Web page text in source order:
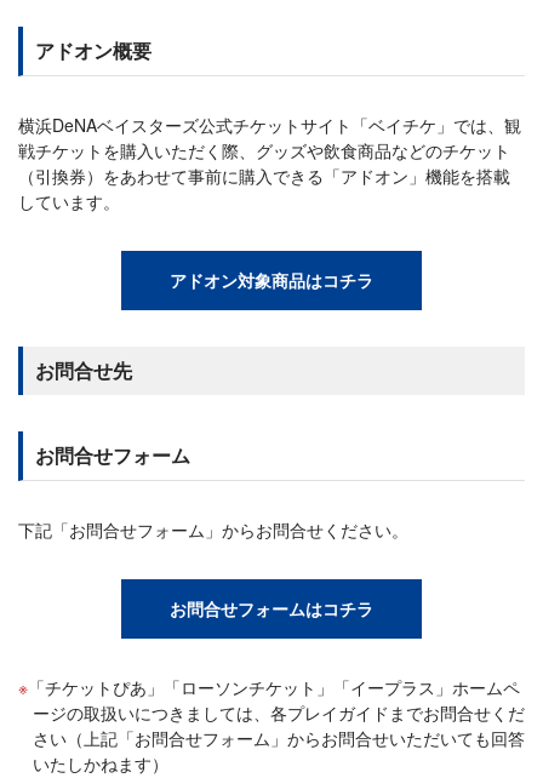
アドオン概要
横浜DeNAベイスターズ公式チケットサイト「ベイチケ」では、観
戦チケットを購入いただく際、グッズや飲食商品などのチケット
（引換券）をあわせて事前に購入できる「アドオン」機能を搭載
しています。
アドオン対象商品はコチラ
お問合せ先
お問合せフォーム
下記「お問合せフォーム」からお問合せください。
お問合せフォームはコチラ
「チケットぴあ」「ローソンチケット」「イープラス」ホームペ
ージの取扱いにつきましては、各プレイガイドまでお問合せくだ
さい（上記「お問合せフォーム」からお問合せいただいても回答
いたしかねます）